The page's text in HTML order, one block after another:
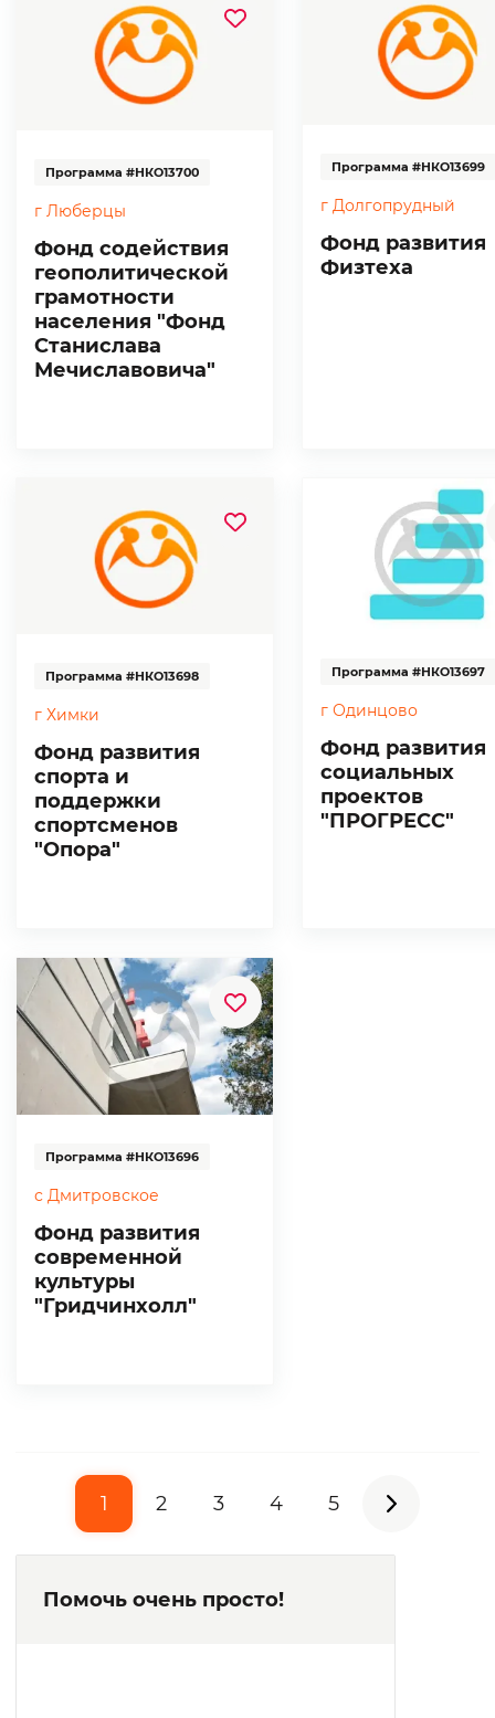
Программа #НКО13700
г Люберцы
Фонд содействия
геополитической
грамотности
населения "Фонд
Станислава
Мечиславовича"
Программа #НКО13699
г Долгопрудный
Фонд развития
Физтеха
Программа #НКО13698
г Химки
Фонд развития
спорта и
поддержки
спортсменов
"Опора"
Программа #НКО13697
г Одинцово
Фонд развития
социальных
проектов
"ПРОГРЕСС"
Программа #НКО13696
с Дмитровское
Фонд развития
современной
культуры
"Гридчинхолл"
1 2 3 4 5
Помочь очень просто!